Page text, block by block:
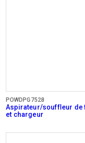
POWDPG7528
Aspirateur/souffleur de
et chargeur